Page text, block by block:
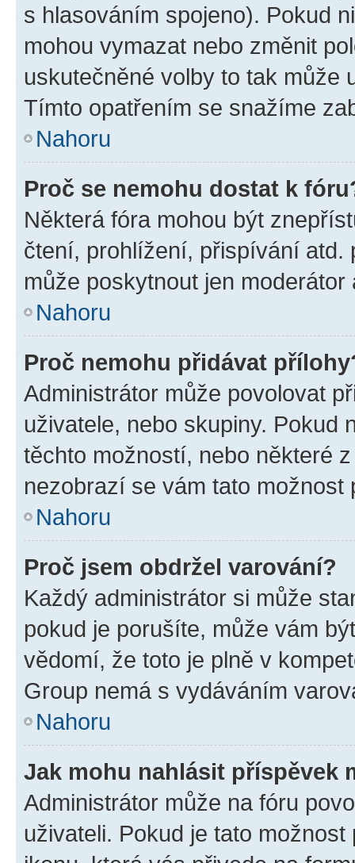
s hlasováním spojeno). Pokud
mohou vymazat nebo změnit
uskutečněné volby to tak může
Tímto opatřením se snažíme
Nahoru
Proč se nemohu dostat k
Některá fóra mohou být
čtení, prohlížení, přispívání atd.
může poskytnout jen
Nahoru
Proč nemohu přidávat
Administrátor může povolovat
uživatele, nebo skupiny. Pokud
těchto možností, nebo některé
nezobrazí se vám tato
Nahoru
Proč jsem obdržel varování?
Každý administrátor si může
pokud je porušíte, může vám
vědomí, že toto je plně v
Group nemá s vydáváním
Nahoru
Jak mohu nahlásit příspěvek
Administrátor může na fóru
uživateli. Pokud je tato